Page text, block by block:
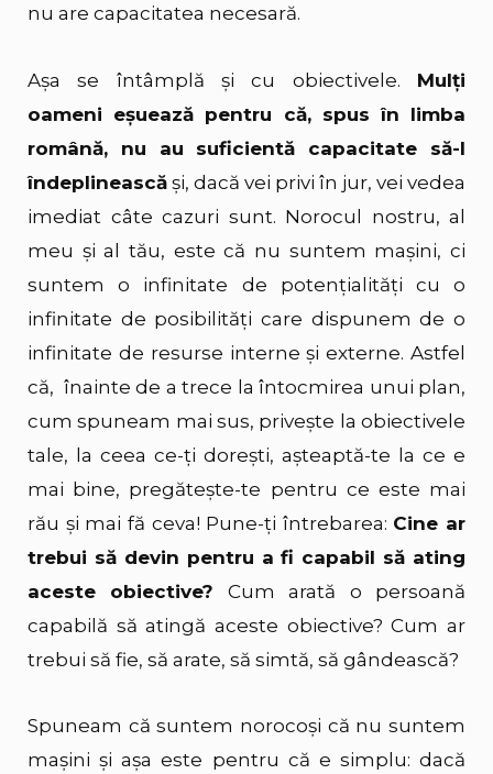
nu are capacitatea necesară.
Așa se întâmplă și cu obiectivele. Mulți
oameni eșuează pentru că, spus în limba
română, nu au suficientă capacitate să-l
îndeplinească și, dacă vei privi în jur, vei vedea
imediat câte cazuri sunt. Norocul nostru, al
meu și al tău, este că nu suntem mașini, ci
suntem o infinitate de potențialități cu o
infinitate de posibilități care dispunem de o
infinitate de resurse interne și externe. Astfel
că, înainte de a trece la întocmirea unui plan,
cum spuneam mai sus, privește la obiectivele
tale, la ceea ce-ți dorești, așteaptă-te la ce e
mai bine, pregătește-te pentru ce este mai
rău și mai fă ceva! Pune-ți întrebarea: Cine ar
trebui să devin pentru a fi capabil să ating
aceste obiective? Cum arată o persoană
capabilă să atingă aceste obiective? Cum ar
trebui să fie, să arate, să simtă, să gândească?
Spuneam că suntem norocoși că nu suntem
mașini și așa este pentru că e simplu: dacă